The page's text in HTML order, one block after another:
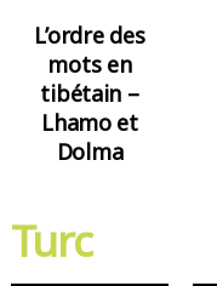
L’ordre des
mots en
tibétain –
Lhamo et
Dolma
Turc